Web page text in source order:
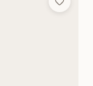
Add to